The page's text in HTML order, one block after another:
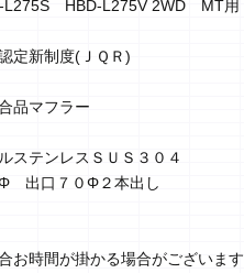
HBD-L275V 2WD MT用
定新制度(ＪＱＲ)
品マフラー
ステンレスＳＵＳ３０４
Φ 出口７０Φ２本出し
お時間が掛かる場合がございます